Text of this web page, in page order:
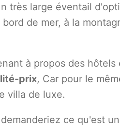
très large éventail
de mer, à la
à propos des
prix, Car pour le
villa de luxe.
ce qu'est